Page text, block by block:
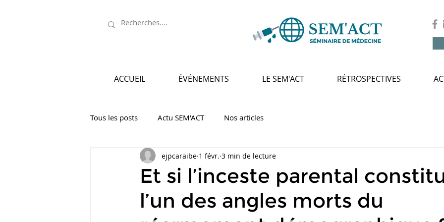
ACCUEIL ÉVÉNEMENTS LE SEM'ACT RÉTROSPECTIVES
Tous les posts Actu SEM'ACT Nos articles
Et si l’inceste parental
l’un des angles morts du
ejpcaraibe 1 févr. 3 min de lecture